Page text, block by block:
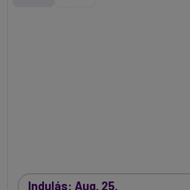
Indulás: Aug. 25.